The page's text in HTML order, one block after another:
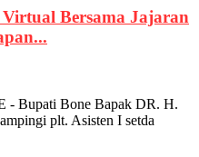
Bersama Jajaran
- Bupati Bone Bapak DR. H.
plt. Asisten I setda